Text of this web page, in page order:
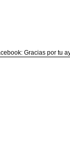
Gracias por tu